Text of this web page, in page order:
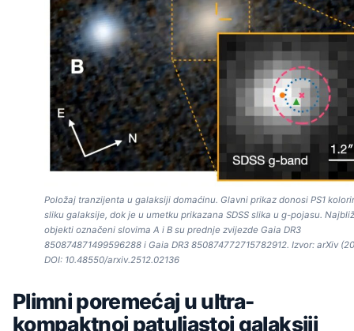
Položaj tranzijenta u galaksiji domaćinu. Glavni prikaz donosi PS1
sliku galaksije, dok je u umetku prikazana SDSS slika u g-pojasu.
objekti označeni slovima A i B su prednje zvijezde Gaia DR3
850874871499596288 i Gaia DR3 850874772715782912. Izvor: arXiv
DOI: 10.48550/arxiv.2512.02136
Plimni poremećaj u ultra-
kompaktnoj patuljastoj galaksiji